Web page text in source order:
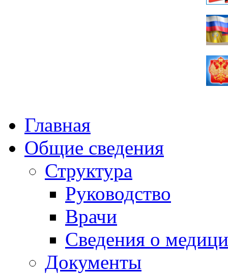
Главная
Общие сведения
Структура
Руководство
Врачи
Сведения о
Документы